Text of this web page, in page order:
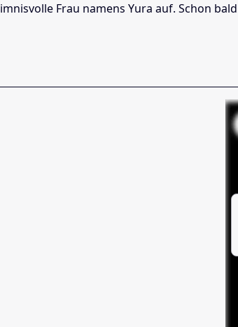
Frau namens Yura auf. Schon